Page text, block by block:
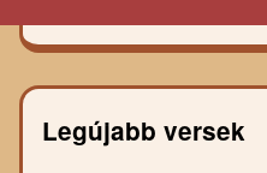
Legújabb versek